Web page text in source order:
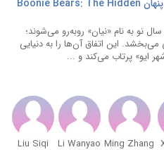
دانلود فیلم خرس‌های بونی: نگهبان پنهان Boonie Bears: The Hidden
نو به نام «نیان» روبه‌رو می‌شوند؛
این اتفاق آن‌ها را به دنیایی
ایو» پرتاب می‌کند و ...
Ming Zhang
Li Wanyao
Liu Siqi